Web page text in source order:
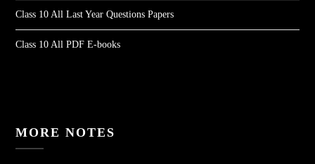
Class 10 All Last Year Questions Papers
Class 10 All PDF E-books
MORE NOTES